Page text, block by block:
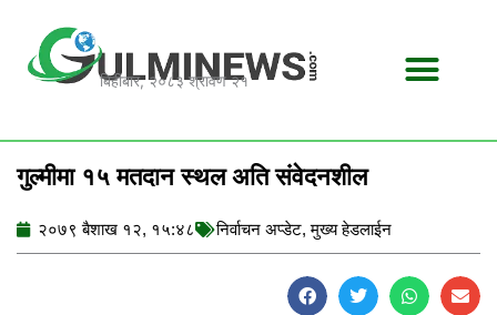
content
बिहीबार, २०८३ श्रावण २१
गुल्मीमा १५ मतदान स्थल अति संवेदनशील
२०७९ बैशाख १२, १५:४८ निर्वाचन अप्डेट,मुख्य हेडलाईन